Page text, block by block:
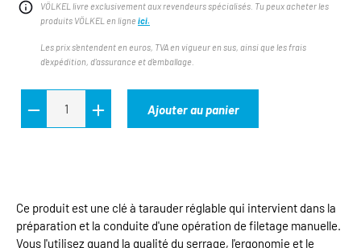
VÖLKEL livre exclusivement aux revendeurs spécialisés. Tu peux acheter les
produits VÖLKEL en ligne ici.
Les prix s'entendent en euros, TVA en vigueur en sus, ainsi que les frais
d'expédition, d'assurance et d'emballage.
Ajouter au panier
Ce produit est une clé à tarauder réglable qui intervient dans la
préparation et la conduite d'une opération de filetage manuelle.
Vous l'utilisez quand la qualité du serrage, l'ergonomie et le